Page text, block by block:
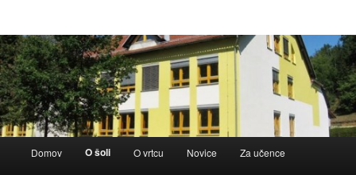
Domov O šoli O vrtcu Novice Za učence